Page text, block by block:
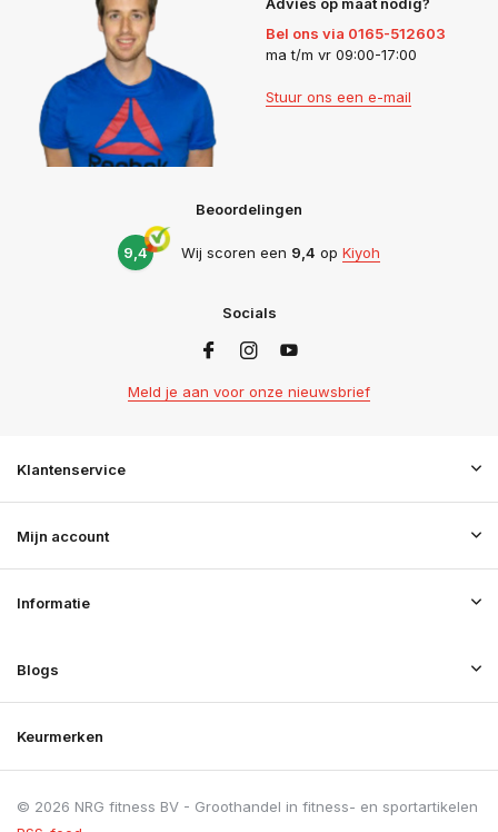
Bel ons via 0165-512603
ma t/m vr 09:00-17:00
Stuur ons een e-mail
Beoordelingen
9,4 Wij scoren een 9,4 op Kiyoh
Socials
Meld je aan voor onze nieuwsbrief
Klantenservice
Mijn account
Informatie
Blogs
Keurmerken
© 2026 NRG fitness BV - Groothandel in fitness- en sportartikelen